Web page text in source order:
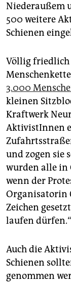
Niederaußem
500 weitere
Schienen
Völlig friedlich
3.000
kleinen
Kraftwerk
AktivistInnen
und zogen sie
wurden alle in
wenn der
Organisatorin
Zeichen
laufen dürfen.“
Auch die
Schienen
genommen